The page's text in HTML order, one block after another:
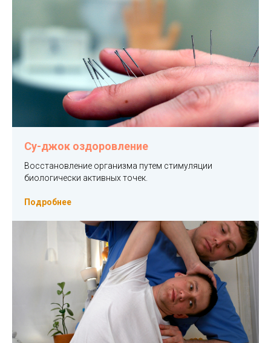
Су-джок оздоровление
Восстановление организма путем стимуляции
биологически активных точек.
Подробнее